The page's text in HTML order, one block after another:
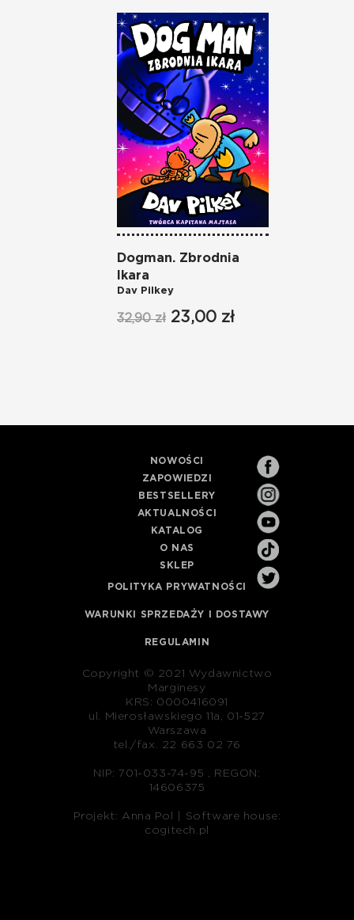
Dogman. Zbrodnia
Ikara
Dav Pilkey
32,90 zł 23,00 zł
NOWOŚCI
ZAPOWIEDZI
BESTSELLERY
AKTUALNOŚCI
KATALOG
O NAS
SKLEP
POLITYKA PRYWATNOŚCI
WARUNKI SPRZEDAŻY I DOSTAWY
REGULAMIN
Copyright © 2021 Wydawnictwo
Marginesy
KRS: 0000416091
ul. Mierosławskiego 11a, 01-527
Warszawa
tel./fax. 22 663 02 76
NIP: 701-033-74-95 , REGON:
14606375
Projekt: Anna Pol |
Software house:
cogitech.pl